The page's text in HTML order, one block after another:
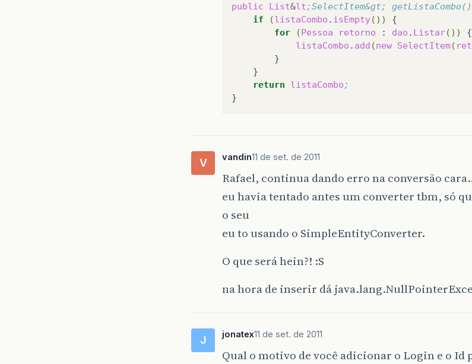
public List&lt;SelectItem&gt;
if
(listaCombo . isEmpty())
{
for
(Pessoa retorno : dao . Listar())
{
listaCombo . add (new SelectItem(
}
}
return
listaCombo;
V vandin11 de set. de 2011
Rafael, continua dando erro na conversão
eu havia tentado antes um converter tbm, só
o seu
eu to usando o SimpleEntityConverter.
O que será hein?! :S
na hora de inserir dá
J jonatex11 de set. de 2011
Qual o motivo de você adicionar o Login e o Id